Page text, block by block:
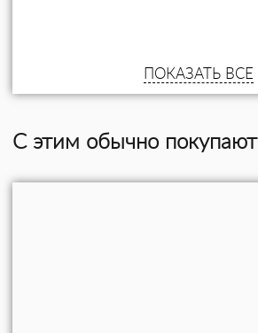
ПОКАЗАТЬ ВСЕ
С этим обычно покупают